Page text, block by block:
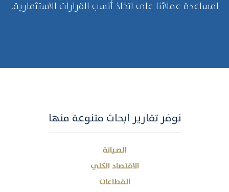
لمساعدة عملائنا على اتخاذ أنسب القرارات الاستثمارية.
نوفر تقارير ابحاث متنوعة منها
الصيانة
الاقتصاد الكلي
القطاعات